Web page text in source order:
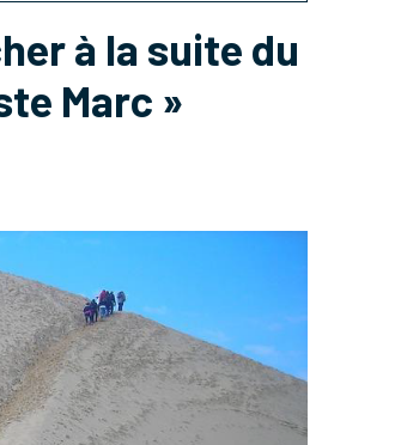
à la suite du
Marc »